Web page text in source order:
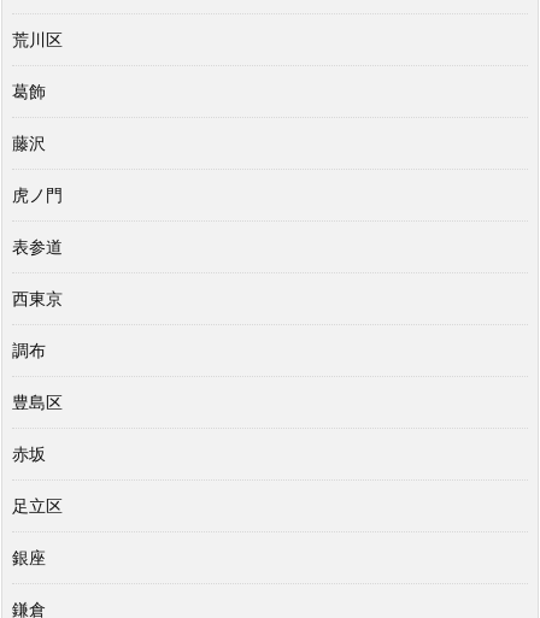
荒川区
葛飾
藤沢
虎ノ門
表参道
西東京
調布
豊島区
赤坂
足立区
銀座
鎌倉